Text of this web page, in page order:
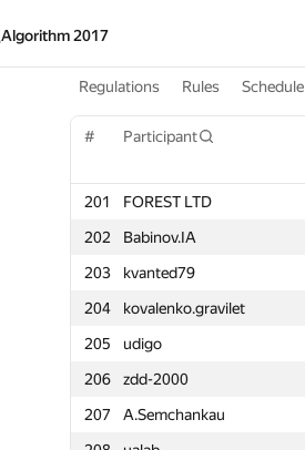
Algorithm 2017
Regulations Rules Schedule
# Participant
201 FOREST LTD
202
Babinov.IA
203
kvanted79
204
kovalenko.gravilet
205
udigo
206
zdd-2000
207
A.Semchankau